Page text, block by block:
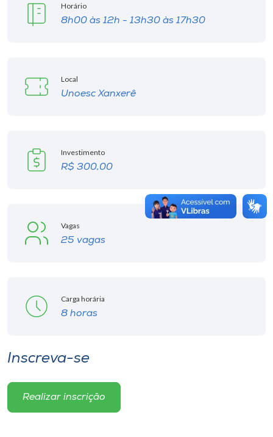
Horário
8h00 às 12h - 13h30 às 17h30
Local
Unoesc Xanxerê
Investimento
R$ 300,00
Vagas
25 vagas
Carga horária
8 horas
Inscreva-se
Realizar inscrição